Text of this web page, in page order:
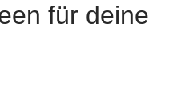
für deine